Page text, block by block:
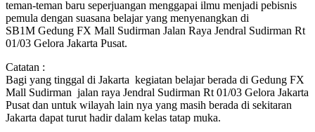
teman-teman baru seperjuangan menggapai ilmu menjadi pebisnis
pemula dengan suasana belajar yang menyenangkan di
SB1M Gedung FX Mall Sudirman Jalan Raya Jendral Sudirman Rt
01/03 Gelora Jakarta Pusat.
Catatan :
Bagi yang tinggal di Jakarta kegiatan belajar berada di Gedung FX
Mall Sudirman jalan raya Jendral Sudirman Rt 01/03 Gelora Jakarta
Pusat dan untuk wilayah lain nya yang masih berada di sekitaran
Jakarta dapat turut hadir dalam kelas tatap muka.